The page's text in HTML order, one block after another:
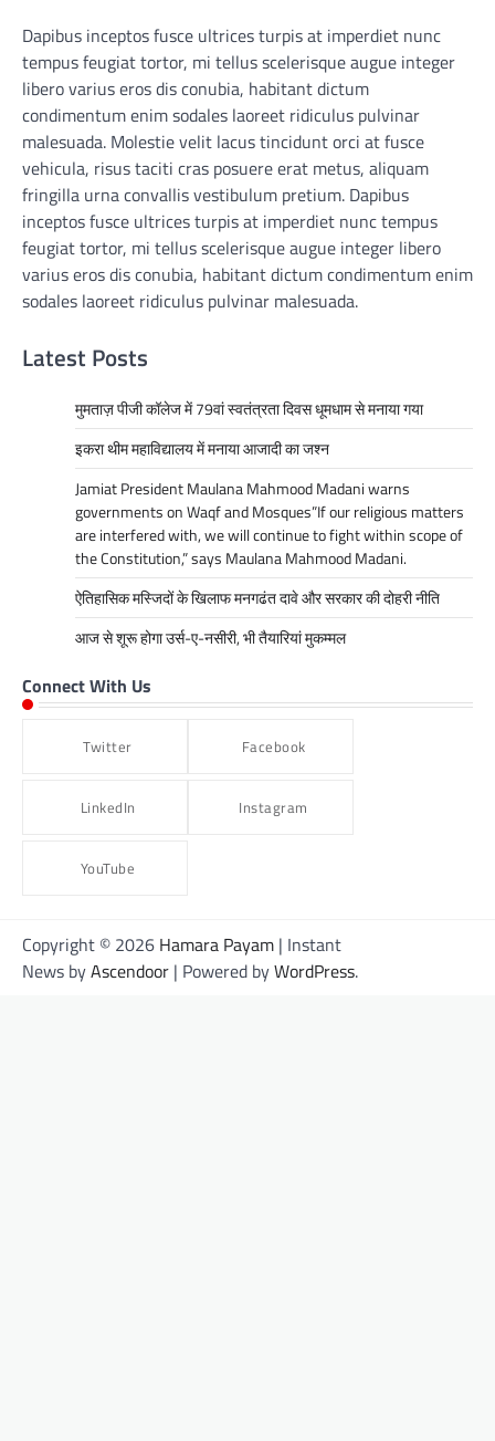
Dapibus inceptos fusce ultrices turpis at imperdiet nunc
tempus feugiat tortor, mi tellus scelerisque augue integer
libero varius eros dis conubia, habitant dictum
condimentum enim sodales laoreet ridiculus pulvinar
malesuada. Molestie velit lacus tincidunt orci at fusce
vehicula, risus taciti cras posuere erat metus, aliquam
fringilla urna convallis vestibulum pretium. Dapibus
inceptos fusce ultrices turpis at imperdiet nunc tempus
feugiat tortor, mi tellus scelerisque augue integer libero
varius eros dis conubia, habitant dictum condimentum enim
sodales laoreet ridiculus pulvinar malesuada.
Latest Posts
मुमताज़ पीजी कॉलेज में 79वां स्वतंत्रता दिवस धूमधाम से मनाया गया
इकरा थीम महाविद्यालय में मनाया आजादी का जश्न
Jamiat President Maulana Mahmood Madani warns
governments on Waqf and Mosques”If our religious matters
are interfered with, we will continue to fight within scope of
the Constitution,” says Maulana Mahmood Madani.
ऐतिहासिक मस्जिदों के खिलाफ मनगढंत दावे और सरकार की दोहरी नीति
आज से शूरू होगा उर्स-ए-नसीरी, भी तैयारियां मुकम्मल
Connect With Us
Twitter Facebook
LinkedIn Instagram
YouTube
Copyright © 2026 Hamara Payam | Instant
News byAscendoor | Powered byWordPress.